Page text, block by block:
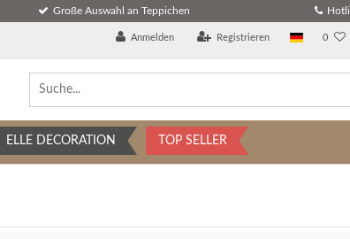
Große Auswahl an Teppichen
Anmelden Registrieren 0
ELLE DECORATION TOP SELLER